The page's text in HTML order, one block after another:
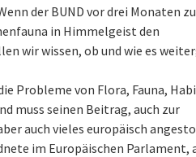
der BUND vor drei Monaten
in Himmelgeist den
wir wissen, ob und wie es
Probleme von Flora, Fauna,
muss seinen Beitrag, auch zur
auch vieles europäisch
im Europäischen Parlament,